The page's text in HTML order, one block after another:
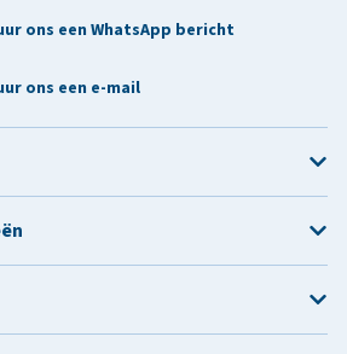
ons een WhatsApp bericht
ons een e-mail